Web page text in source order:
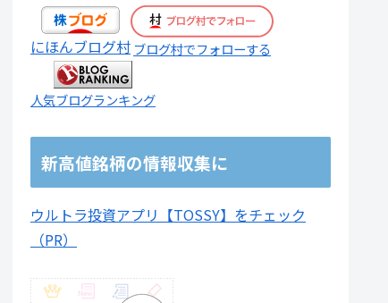
7,200 7.11倍 43.32億円 スタンダード
29,500 0.98倍
59,700 0.82倍
53,700 スタンダード
72,900 2.51倍 288.14億円 スタンダード
1,200
にほんブログ村ブログ村でフォローする
人気ブログランキング
新高値銘柄の情報収集に
ウルトラ投資アプリ【TOSSY】をチェック
（PR）